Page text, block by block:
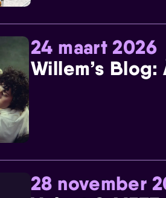
24 maart 2026
Willem’s Blog:
28 november